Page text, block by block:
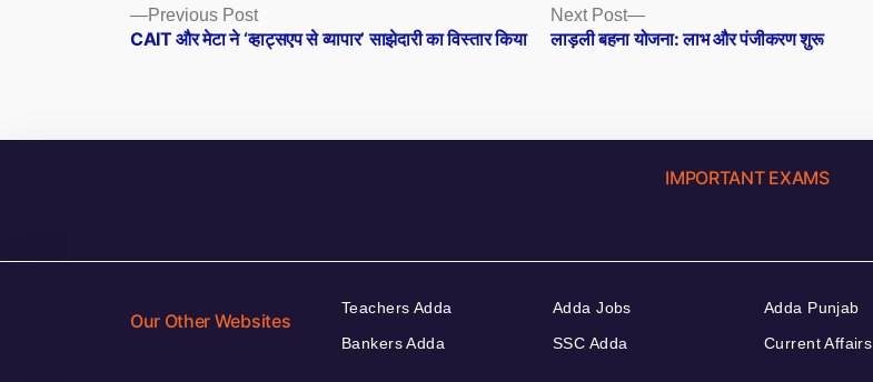
Posts
navigation
Previous PostPrevious
post:
CAIT और मेटा ने ‘व्हाट्सएप से व्यापार’ साझेदारी का विस्तार किया
Next Post
Next
post:
लाड़ली बहना योजना: लाभ और पंजीकरण शुरू
IMPORTANT EXAMS
Our Other Websites
Teachers Adda
Bankers Adda
Adda Jobs
SSC Adda
Adda Punjab
Current Affairs